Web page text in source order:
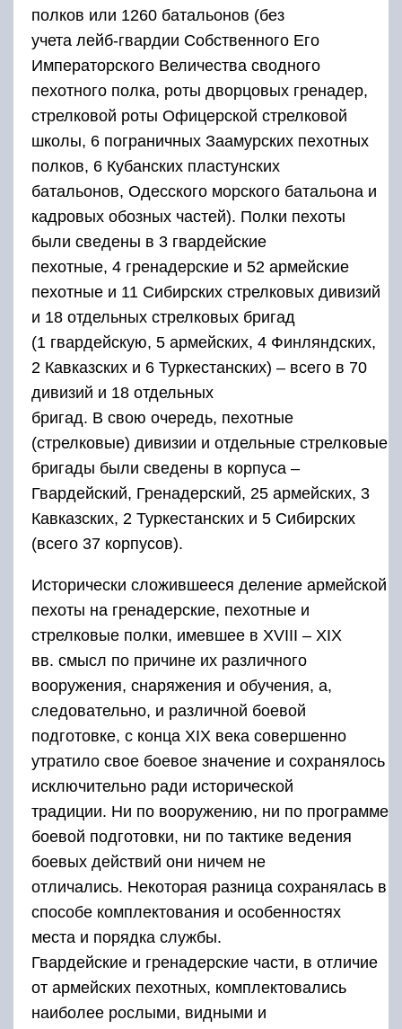
полков или 1260 батальонов (без
учета лейб-гвардии Собственного Его
Императорского Величества сводного
пехотного полка, роты дворцовых гренадер,
стрелковой роты Офицерской стрелковой
школы, 6 пограничных Заамурских пехотных
полков, 6 Кубанских пластунских
батальонов, Одесского морского батальона и
кадровых обозных частей). Полки пехоты
были сведены в 3 гвардейские
пехотные, 4 гренадерские и 52 армейские
пехотные и 11 Сибирских стрелковых дивизий
и 18 отдельных стрелковых бригад
(1 гвардейскую, 5 армейских, 4 Финляндских,
2 Кавказских и 6 Туркестанских) – всего в 70
дивизий и 18 отдельных
бригад. В свою очередь, пехотные
(стрелковые) дивизии и отдельные стрелковые
бригады были сведены в корпуса –
Гвардейский, Гренадерский, 25 армейских, 3
Кавказских, 2 Туркестанских и 5 Сибирских
(всего 37 корпусов).
Исторически сложившееся деление армейской
пехоты на гренадерские, пехотные и
стрелковые полки, имевшее в XVIII – XIX
вв. смысл по причине их различного
вооружения, снаряжения и обучения, а,
следовательно, и различной боевой
подготовке, с конца XIX века совершенно
утратило свое боевое значение и сохранялось
исключительно ради исторической
традиции. Ни по вооружению, ни по программе
боевой подготовки, ни по тактике ведения
боевых действий они ничем не
отличались. Некоторая разница сохранялась в
способе комплектования и особенностях
места и порядка службы.
Гвардейские и гренадерские части, в отличие
от армейских пехотных, комплектовались
наиболее рослыми, видными и